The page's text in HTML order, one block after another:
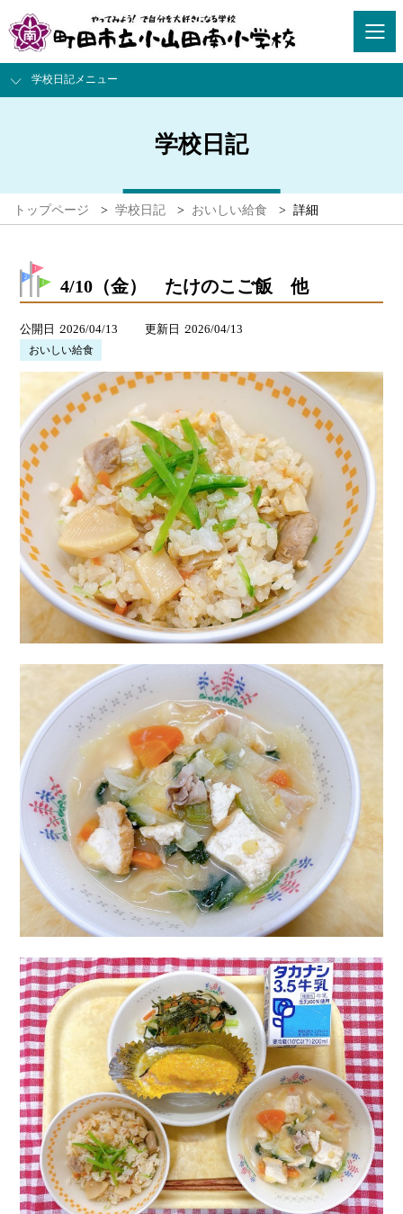
学校日記メニュー
学校日記
トップページ > 学校日記 > おいしい給食 > 詳細
4/10（金） たけのこご飯 他
公開日 2026/04/13 更新日 2026/04/13
おいしい給食